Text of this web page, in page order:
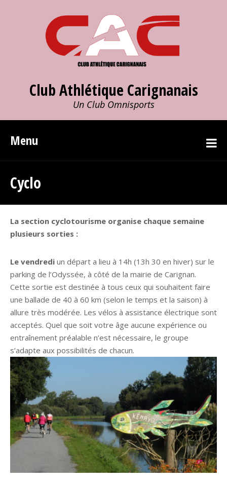
Club Athlétique Carignanais
Un Club Omnisports
Menu
Cyclo
La section cyclotourisme organise chaque semaine
plusieurs sorties :
Le vendredi un départ a lieu à 14h (13h 30 en hiver) sur le
parking de l’Odyssée, à côté de la mairie de Carignan.
Cette sortie est destinée à tous ceux qui souhaitent faire
une ballade de 40 à 60 km (selon le temps et la saison) à
allure très modérée. Les vélos à assistance électrique sont
acceptés. Quel que soit votre âge aucune expérience ou
entraînement préalable n’est nécessaire, le groupe
s’adapte aux possibilités de chacun.